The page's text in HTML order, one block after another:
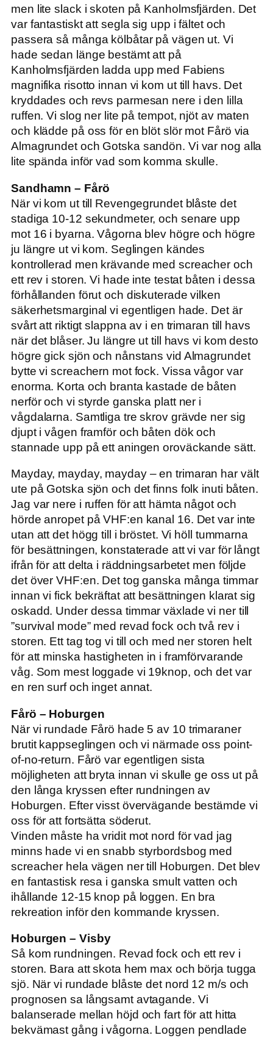
men lite slack i skoten på Kanholmsfjärden. Det
var fantastiskt att segla sig upp i fältet och
passera så många kölbåtar på vägen ut. Vi
hade sedan länge bestämt att på
Kanholmsfjärden ladda upp med Fabiens
magnifika risotto innan vi kom ut till havs. Det
kryddades och revs parmesan nere i den lilla
ruffen. Vi slog ner lite på tempot, njöt av maten
och klädde på oss för en blöt slör mot Fårö via
Almagrundet och Gotska sandön. Vi var nog alla
lite spända inför vad som komma skulle.
Sandhamn – Fårö
När vi kom ut till Revengegrundet blåste det
stadiga 10-12 sekundmeter, och senare upp
mot 16 i byarna. Vågorna blev högre och högre
ju längre ut vi kom. Seglingen kändes
kontrollerad men krävande med screacher och
ett rev i storen. Vi hade inte testat båten i dessa
förhållanden förut och diskuterade vilken
säkerhetsmarginal vi egentligen hade. Det är
svårt att riktigt slappna av i en trimaran till havs
när det blåser. Ju längre ut till havs vi kom desto
högre gick sjön och nånstans vid Almagrundet
bytte vi screachern mot fock. Vissa vågor var
enorma. Korta och branta kastade de båten
nerför och vi styrde ganska platt ner i
vågdalarna. Samtliga tre skrov grävde ner sig
djupt i vågen framför och båten dök och
stannade upp på ett aningen oroväckande sätt.
Mayday, mayday, mayday – en trimaran har vält
ute på Gotska sjön och det finns folk inuti båten.
Jag var nere i ruffen för att hämta något och
hörde anropet på VHF:en kanal 16. Det var inte
utan att det högg till i bröstet. Vi höll tummarna
för besättningen, konstaterade att vi var för långt
ifrån för att delta i räddningsarbetet men följde
det över VHF:en. Det tog ganska många timmar
innan vi fick bekräftat att besättningen klarat sig
oskadd. Under dessa timmar växlade vi ner till
”survival mode” med revad fock och två rev i
storen. Ett tag tog vi till och med ner storen helt
för att minska hastigheten in i framförvarande
våg. Som mest loggade vi 19knop, och det var
en ren surf och inget annat.
Fårö – Hoburgen
När vi rundade Fårö hade 5 av 10 trimaraner
brutit kappseglingen och vi närmade oss point-
of-no-return. Fårö var egentligen sista
möjligheten att bryta innan vi skulle ge oss ut på
den långa kryssen efter rundningen av
Hoburgen. Efter visst övervägande bestämde vi
oss för att fortsätta söderut.
Vinden måste ha vridit mot nord för vad jag
minns hade vi en snabb styrbordsbog med
screacher hela vägen ner till Hoburgen. Det blev
en fantastisk resa i ganska smult vatten och
ihållande 12-15 knop på loggen. En bra
rekreation inför den kommande kryssen.
Hoburgen – Visby
Så kom rundningen. Revad fock och ett rev i
storen. Bara att skota hem max och börja tugga
sjö. När vi rundade blåste det nord 12 m/s och
prognosen sa långsamt avtagande. Vi
balanserade mellan höjd och fart för att hitta
bekvämast gång i vågorna. Loggen pendlade